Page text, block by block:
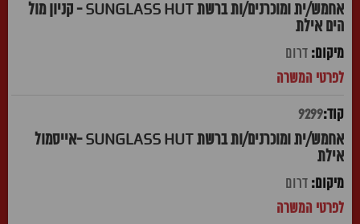
אחמש/ית ומוכרנים/ות ברשת SUNGLASS HUT - קניון מול
הים אילת
דרום
9299
אחמש/ית ומוכרנים/ות ברשת SUNGLASS HUT -אייסמול
אילת
דרום